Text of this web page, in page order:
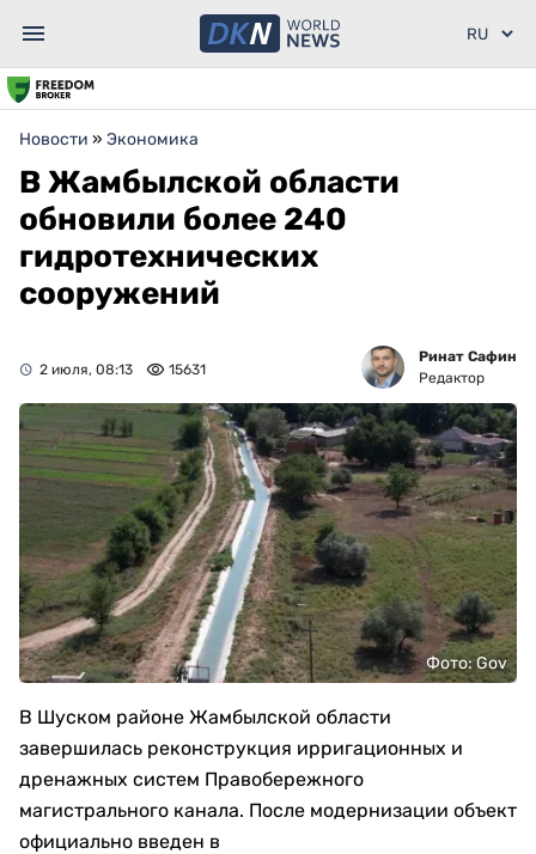
Новости » Экономика
В Жамбылской области
обновили более 240
гидротехнических
сооружений
2 июля, 08:13 15631
Ринат Сафин
Редактор
Фото: Gov
В Шуском районе Жамбылской области
завершилась реконструкция ирригационных и
дренажных систем Правобережного
магистрального канала. После модернизации объект
официально введен в